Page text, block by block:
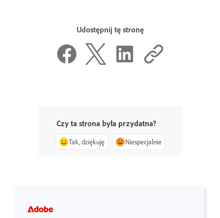
Udostępnij tę stronę
Czy ta strona była przydatna?
Tak, dziękuję Niespecjalnie